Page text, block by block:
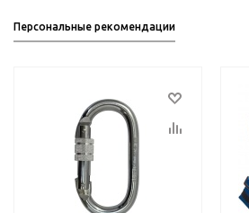
Персональные рекомендации